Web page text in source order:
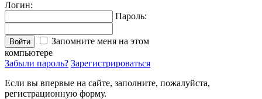
Логин:
Пароль:
Войти
Запомните меня на этом
компьютере
Забыли пароль? Зарегистрироваться
Если вы впервые на сайте, заполните, пожалуйста,
регистрационную форму.